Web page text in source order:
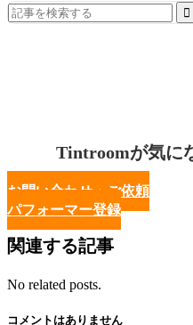
Search
for:
Tintroomが気に
お問い合わせ・ご依頼
パフォーマー登録
関連する記事
No related posts.
コメントはありません